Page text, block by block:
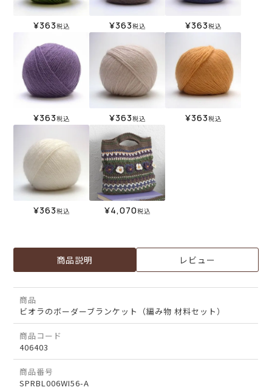
¥363税込 ¥363税込 ¥363税込
¥363税込 ¥363税込 ¥363税込
¥363税込 ¥4,070税込
商品説明 レビュー
商品
ビオラのボーダーブランケット（編み物 材料セット）
商品コード
406403
商品番号
SPRBL006WI56-A